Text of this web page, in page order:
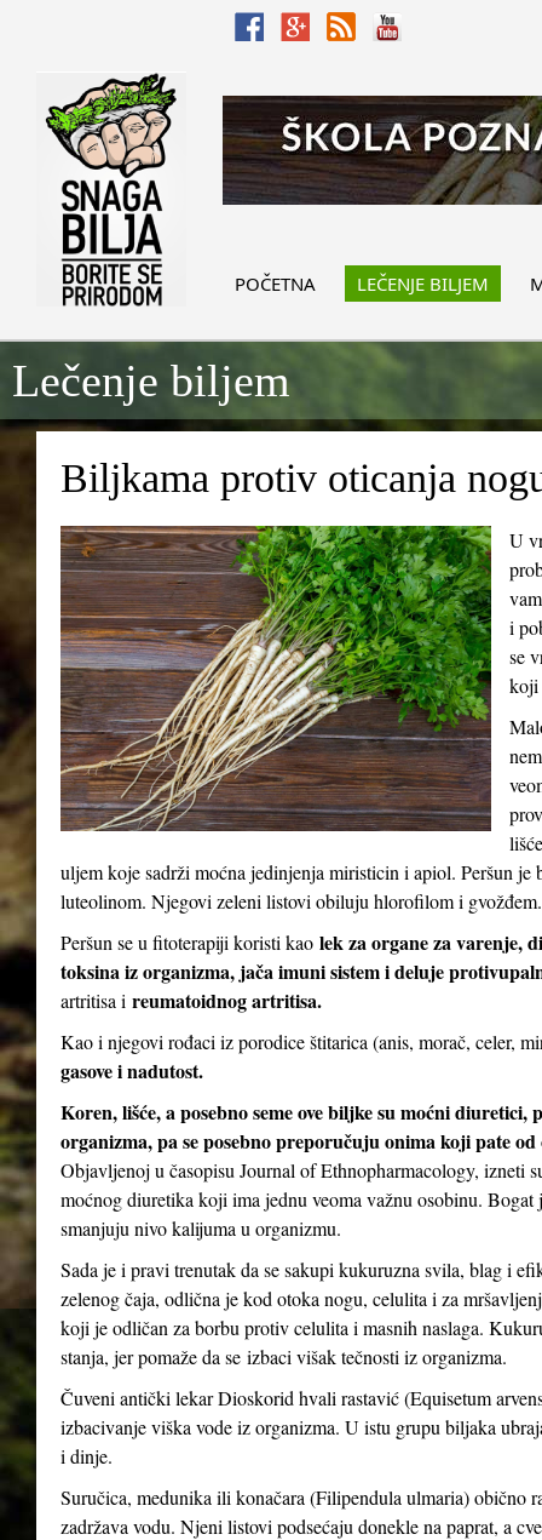
POČETNA LEČENJE BILJEM
Lečenje biljem
Biljkama protiv oticanja
U
i
se
koji
uljem koje sadrži moćna jedinjenja miristicin i apiol. Peršun
luteolinom. Njegovi zeleni listovi obiluju hlorofilom i gvožđem.
Peršun se u fitoterapiji koristi kao lek za organe za varenje,
toksina iz organizma, jača imuni sistem i deluje
artritisa i reumatoidnog artritisa.
Kao i njegovi rođaci iz porodice štitarica (anis, morač, celer,
gasove i nadutost.
Koren, lišće, a posebno seme ove biljke su moćni diuretici,
organizma, pa se posebno preporučuju onima koji pate
Objavljenoj u časopisu Journal of Ethnopharmacology, izneti
moćnog diuretika koji ima jednu veoma važnu osobinu.
smanjuju nivo kalijuma u ​​organizmu.
Sada je i pravi trenutak da se sakupi kukuruzna svila, blag i
zelenog čaja, odlična je kod otoka nogu, celulita i za
koji je odličan za borbu protiv celulita i masnih naslaga.
stanja, jer pomaže da se izbaci višak tečnosti iz organizma.
Čuveni antički lekar Dioskorid hvali rastavić (Equisetum
izbacivanje viška vode iz organizma. U istu grupu biljaka
i dinje.
Suručica, medunika ili konačara (Filipendula ulmaria) obično
zadržava vodu. Njeni listovi podsećaju donekle na paprat, a